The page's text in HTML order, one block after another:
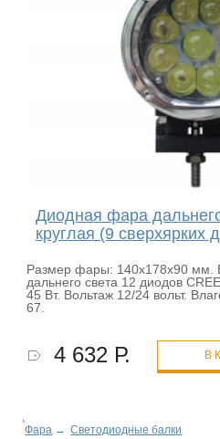
Диодная фара
круглая (9 сверхярких
Размер фары: 140х178х90 мм.
дальнего света 12 диодов
45 Вт. Вольтаж 12/24 вольт.
67.
4 632 Р. В
Фара → Светодиодные балки